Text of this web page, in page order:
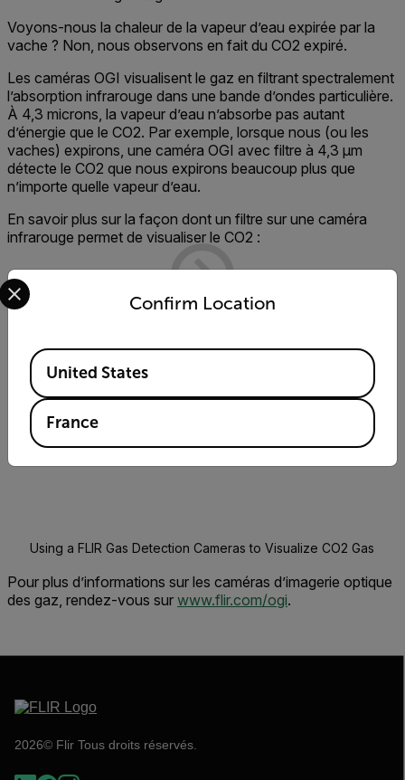
Voyons-nous la chaleur de la vapeur d’eau expirée par la
vache ? Non, nous observons en fait du CO2 expiré.
Les caméras OGI visualisent le gaz en filtrant spectralement
l’absorption infrarouge dans une bande d’ondes particulière.
À 4,3 microns, la vapeur d’eau n’absorbe pas autant
d’énergie que le CO2. Par exemple, lorsque nous (ou les
vaches) expirons, une caméra OGI avec filtre à 4,3 μm
détecte le CO2 que nous expirons beaucoup plus que
n’importe quelle vapeur d’eau.
En savoir plus sur la façon dont un filtre sur une caméra
infrarouge permet de visualiser le CO2 :
Using a FLIR Gas Detection Cameras to Visualize CO2 Gas
Pour plus d’informations sur les caméras d’imagerie optique
des gaz, rendez-vous sur www.flir.com/ogi.
2026© Flir Tous droits réservés.
Confirm Location
Select your preferred country and language from the
Available Locations
United States
France